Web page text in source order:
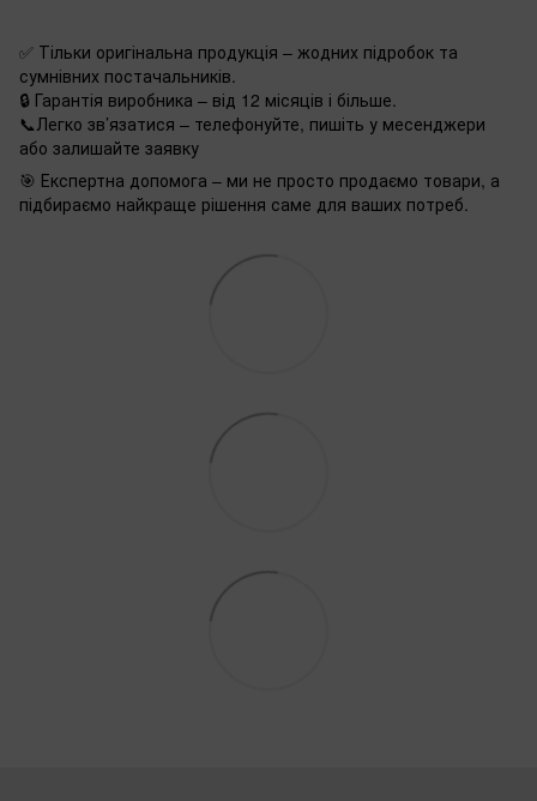
✅ Тільки оригінальна продукція – жодних підробок та
сумнівних постачальників.
🔒 Гарантія виробника – від 12 місяців і більше.
📞Легко зв’язатися – телефонуйте, пишіть у месенджери
або залишайте заявку
🎯 Експертна допомога – ми не просто продаємо товари, а
підбираємо найкраще рішення саме для ваших потреб.